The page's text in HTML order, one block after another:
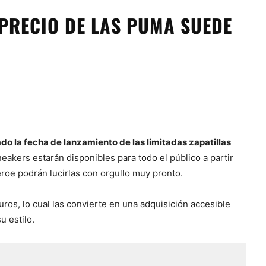
DE LAS PUMA SUEDE
la fecha de lanzamiento de las limitadas zapatillas
estarán disponibles para todo el público a partir
podrán lucirlas con orgullo muy pronto.
lo cual las convierte en una adquisición accesible
estilo.